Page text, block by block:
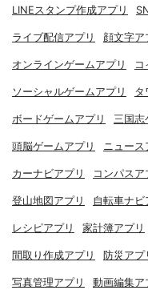
LINEスタンプ作成アプリ
ライブ配信アプリ 顔文字ア
オンラインゲームアプリ コ
ソーシャルゲームアプリ タ
ボードゲームアプリ 三国志
頭脳ゲームアプリ ニュース
カーナビアプリ コンパスア
登山地図アプリ 自転車ナビ
レシピアプリ 家計簿アプリ
間取り作成アプリ 防災アプ
写真管理アプリ 動画編集ア